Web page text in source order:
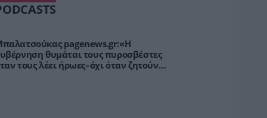
pagenews.gr:«Η
θυμάται τους πυροσβέστες
τους λέει ήρωες–όχι όταν ζητούν